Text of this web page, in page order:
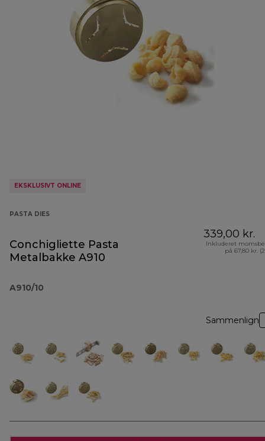
EKSKLUSIVT ONLINE
PASTA DIES
Conchigliette Pasta
Metalbakke A910
A910/10
339,00 kr.
Inkluderet
på 67,80 kr.
Sammenlign